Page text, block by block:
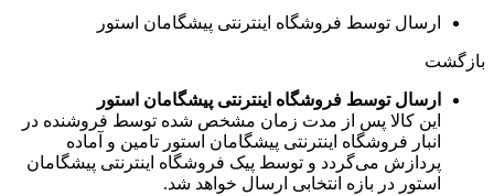
ارسال توسط فروشگاه اینترنتی پیشگامان استور
بازگشت
ارسال توسط فروشگاه اینترنتی پیشگامان استور
این کالا پس از مدت زمان مشخص شده توسط فروشنده در
انبار فروشگاه اینترنتی پیشگامان استور تامین و آماده
پردازش می‌گردد و توسط پیک فروشگاه اینترنتی پیشگامان
استور در بازه انتخابی ارسال خواهد شد.